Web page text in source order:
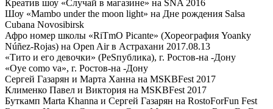
Креатив шоу «Случай в магазине» на SNA 2016
Шоу «Mambo under the moon light» на Дне рождения Salsa
Cubana Novosibirsk
Афро номер школы «RiTmO Picante» (Хореография Yoanky
Núñez-Rojas) на Open Air в Астрахани 2017.08.13
«Тито и его девочки» (РеSпублика), г. Ростов-на -Дону
«Oye como va», г. Ростов-на -Дону
Сергей Газарян и Марта Ханна на MSKBFest 2017
Клименко Павел и Виктория на MSKBFest 2017
Буткамп Marta Khanna и Сергей Газарян на RostoForFun Fest